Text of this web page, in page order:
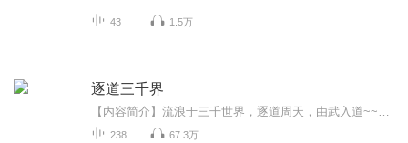
43 1.5万
逐道三千界
238 67.3万